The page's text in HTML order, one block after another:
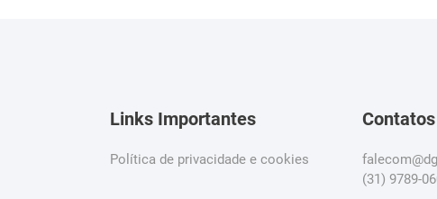
Links Importantes
Política de privacidade e cookies
Contatos
(31) 9789-